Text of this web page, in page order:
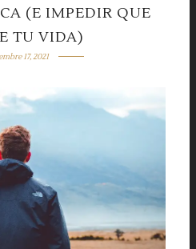
(E IMPEDIR QUE
TU VIDA)
17, 2021